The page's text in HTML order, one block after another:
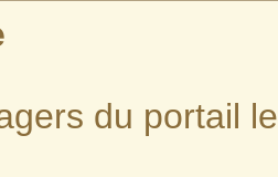
du portail